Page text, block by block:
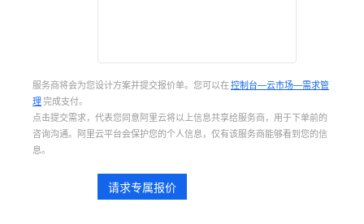
服务商将会为您设计方案并提交报价单。您可以在控制台—云市场—需求管
理完成支付。
点击提交需求，代表您同意阿里云将以上信息共享给服务商，用于下单前的
咨询沟通。阿里云平台会保护您的个人信息，仅有该服务商能够看到您的信
息。
请求专属报价